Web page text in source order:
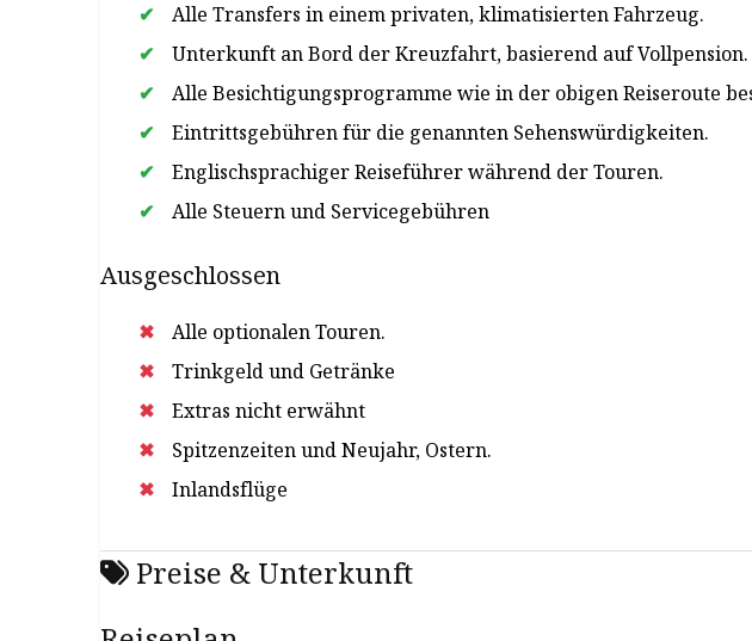
Alle Transfers in einem privaten, klimatisierten Fahrzeug.
Unterkunft an Bord der Kreuzfahrt, basierend auf Vollpension.
Alle Besichtigungsprogramme wie in der obigen Reiseroute
Eintrittsgebühren für die genannten Sehenswürdigkeiten.
Englischsprachiger Reiseführer während der Touren.
Alle Steuern und Servicegebühren
Ausgeschlossen
Alle optionalen Touren.
Trinkgeld und Getränke
Extras nicht erwähnt
Spitzenzeiten und Neujahr, Ostern.
Inlandsflüge
Preise & Unterkunft